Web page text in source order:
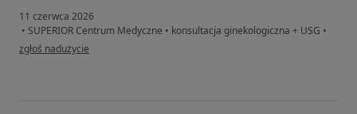
11 czerwca 2026
• SUPERIOR Centrum Medyczne • konsultacja ginekologiczna + USG •
w opinii użytkownika Olga
zgłoś nadużycie